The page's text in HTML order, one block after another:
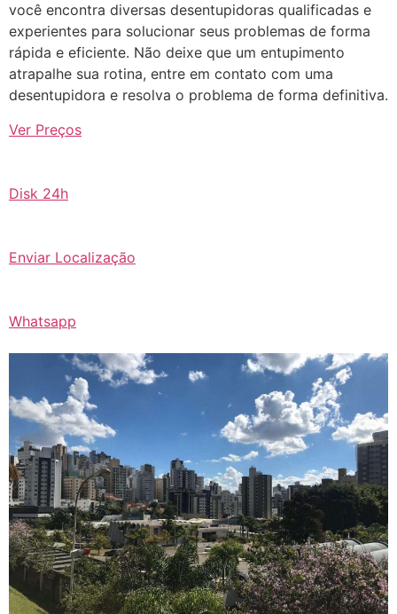
você encontra diversas desentupidoras qualificadas e
experientes para solucionar seus problemas de forma
rápida e eficiente. Não deixe que um entupimento
atrapalhe sua rotina, entre em contato com uma
desentupidora e resolva o problema de forma definitiva.
Ver Preços
Disk 24h
Enviar Localização
Whatsapp